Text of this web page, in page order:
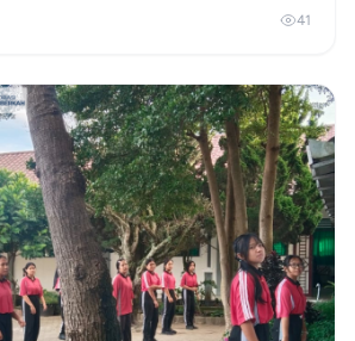
IV Zulkarnain Barus. Kehadiran para
motivasi besar bagi seluruh siswa untuk
41